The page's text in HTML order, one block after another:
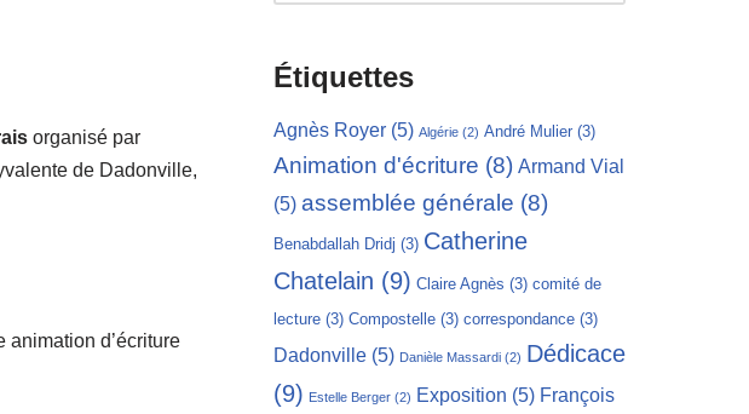
organisé par
de Dadonville,
animation d’écriture
Étiquettes
Agnès Royer (5) Algérie (2) André Mulier (3)
Animation d'écriture (8) Armand Vial
(5) assemblée générale (8)
Benabdallah Dridj (3) Catherine
Chatelain (9) Claire Agnès (3) comité de
lecture (3) Compostelle (3) correspondance (3)
Dadonville (5) Danièle Massardi (2) Dédicace
(9) Estelle Berger (2) Exposition (5) François